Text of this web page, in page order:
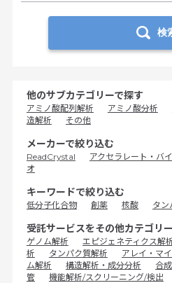
検
他のサブカテゴリーで探す
アミノ酸配列解析 アミノ酸分析
造解析
その他
メーカーで絞り込む
ReadCrystal アクセラレート・バ
オ
キーワードで絞り込む
低分子化合物 創薬 核酸 タン
受託サービスをその他カテゴリ
ゲノム解析 エピジェネティクス解
析
タンパク質解析 アレイ・マ
ム解析
構造解析・成分分析 合成
管
機能解析/スクリーニング/検出